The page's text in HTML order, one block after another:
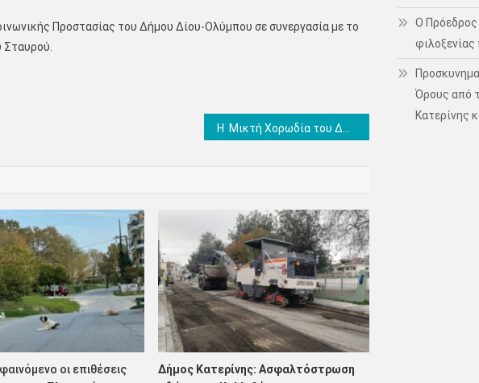
Προστασίας του Δήμου Δίου-Ολύμπου σε συνεργασία με το
Σταυρού.
οι επιθέσεις
Δήμος Κατερίνης: Ασφαλτόστρωση
Ο
Όρους από
Κατερίνης